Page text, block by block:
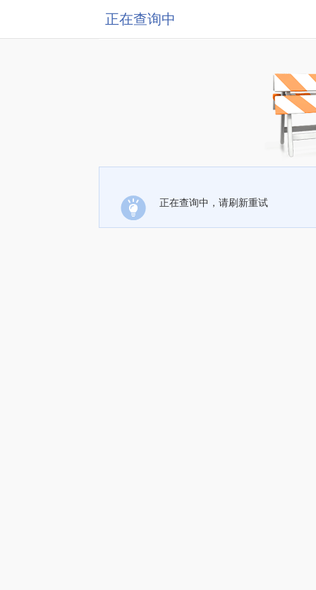
正在查询中
正在查询中，请刷新重试